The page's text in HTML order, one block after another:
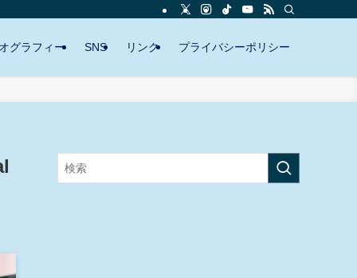
グラフィー SNS リンク プライバシーポリシー